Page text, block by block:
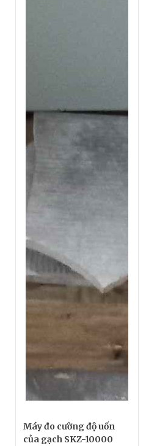
Máy đo cường độ uốn
của gạch SKZ-10000